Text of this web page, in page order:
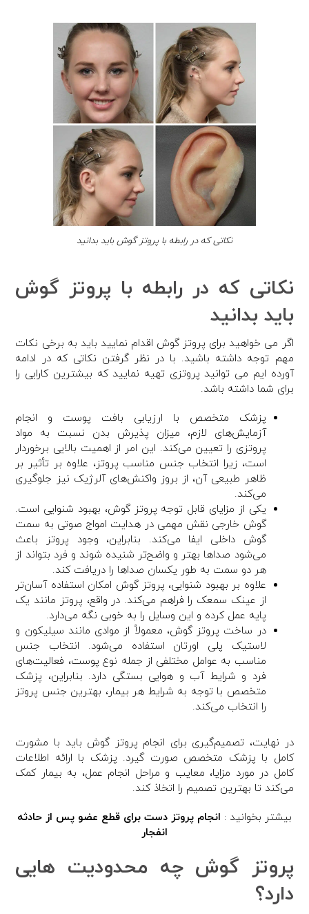
نکاتی که در رابطه با پروتز گوش باید بدانید
نکاتی که در رابطه با پروتز گوش
باید بدانید
اگر می خواهید برای پروتز گوش اقدام نمایید باید به برخی نکات
مهم توجه داشته باشید. با در نظر گرفتن نکاتی که در ادامه
آورده ایم می توانید پروتزی تهیه نمایید که بیشترین کارایی را
برای شما داشته باشد.
پزشک متخصص با ارزیابی بافت پوست و انجام
آزمایش‌های لازم، میزان پذیرش بدن نسبت به مواد
پروتزی را تعیین می‌کند. این امر از اهمیت بالایی برخوردار
است، زیرا انتخاب جنس مناسب پروتز، علاوه بر تأثیر بر
ظاهر طبیعی آن، از بروز واکنش‌های آلرژیک نیز جلوگیری
می‌کند.
یکی از مزایای قابل توجه پروتز گوش، بهبود شنوایی است.
گوش خارجی نقش مهمی در هدایت امواج صوتی به سمت
گوش داخلی ایفا می‌کند. بنابراین، وجود پروتز باعث
می‌شود صداها بهتر و واضح‌تر شنیده شوند و فرد بتواند از
هر دو سمت به طور یکسان صداها را دریافت کند.
علاوه بر بهبود شنوایی، پروتز گوش امکان استفاده آسان‌تر
از عینک سمعک را فراهم می‌کند. در واقع، پروتز مانند یک
پایه عمل کرده و این وسایل را به خوبی نگه می‌دارد.
در ساخت پروتز گوش، معمولاً از موادی مانند سیلیکون و
لاستیک پلی اورتان استفاده می‌شود. انتخاب جنس
مناسب به عوامل مختلفی از جمله نوع پوست، فعالیت‌های
فرد و شرایط آب و هوایی بستگی دارد. بنابراین، پزشک
متخصص با توجه به شرایط هر بیمار، بهترین جنس پروتز
را انتخاب می‌کند.
در نهایت، تصمیم‌گیری برای انجام پروتز گوش باید با مشورت
کامل با پزشک متخصص صورت گیرد. پزشک با ارائه اطلاعات
کامل در مورد مزایا، معایب و مراحل انجام عمل، به بیمار کمک
می‌کند تا بهترین تصمیم را اتخاذ کند.
بیشتر بخوانید : انجام پروتز دست برای قطع عضو پس از حادثه
انفجار
پروتز گوش چه محدودیت هایی
دارد؟